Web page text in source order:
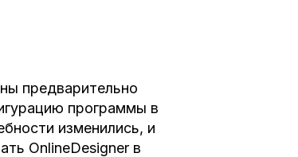
предварительно
программы в
изменились, и
OnlineDesigner в